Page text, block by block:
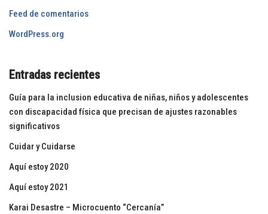
Feed de comentarios
WordPress.org
Entradas recientes
Guía para la inclusion educativa de niñas, niños y adolescentes
con discapacidad física que precisan de ajustes razonables
significativos
Cuidar y Cuidarse
Aquí estoy 2020
Aquí estoy 2021
Karai Desastre – Microcuento “Cercanía”